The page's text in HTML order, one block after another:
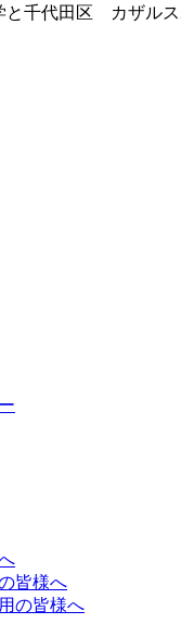
と千代田区 カザル
皆様へ
の皆様へ